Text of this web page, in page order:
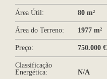
Área Útil: 80 m²
Área do Terreno: 1977 m²
Preço: 750.000 €
Classificação
Energética:
N/A